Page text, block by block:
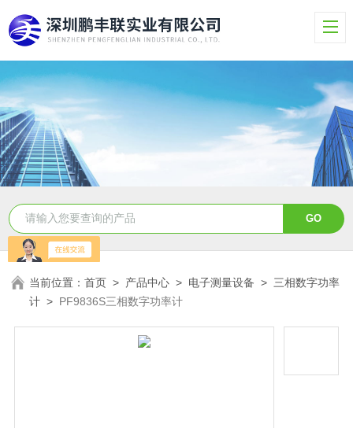
当前位置：首页 > 产品中心 > 电子测量设备 > 三相数字功率
计 > PF9836S三相数字功率计